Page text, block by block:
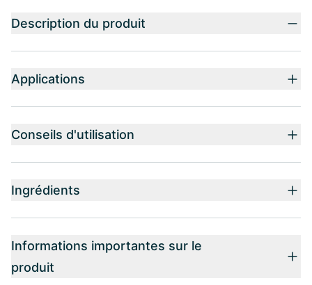
Description du produit
Applications
Conseils d'utilisation
Ingrédients
Informations importantes sur le
produit